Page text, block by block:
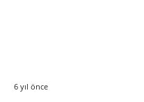
6 yıl önce